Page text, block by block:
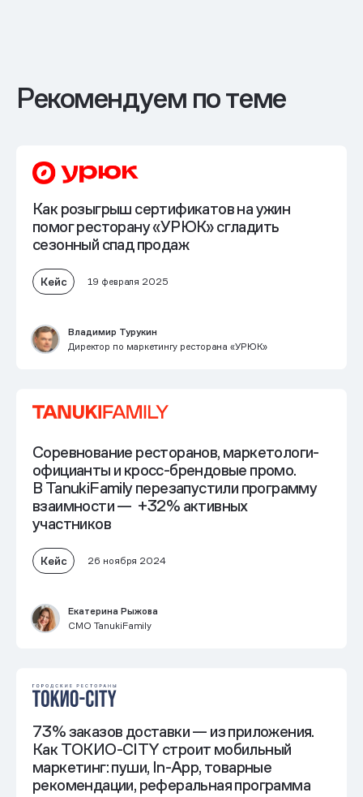
Рекомендуем по теме
Как розыгрыш сертификатов на ужин
помог ресторану «УРЮК» сгладить
сезонный спад продаж
Кейс 19 февраля 2025
Владимир Турукин
Директор по маркетингу ресторана «УРЮК»
Соревнование ресторанов, маркетологи-
официанты и кросс-брендовые промо.
В TanukiFamily перезапустили программу
взаимности — +32% активных
участников
Кейс 26 ноября 2024
Екатерина Рыжова
СМО TanukiFamily
73% заказов доставки — из приложения.
Как ТОКИО-CITY строит мобильный
маркетинг: пуши, In-App, товарные
рекомендации, реферальная программа